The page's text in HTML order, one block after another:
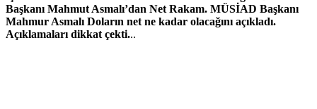
Başkanı Mahmut Asmalı’dan Net Rakam. MÜSİAD Başkanı
Mahmur Asmalı Doların net ne kadar olacağını açıkladı.
Açıklamaları dikkat çekti...